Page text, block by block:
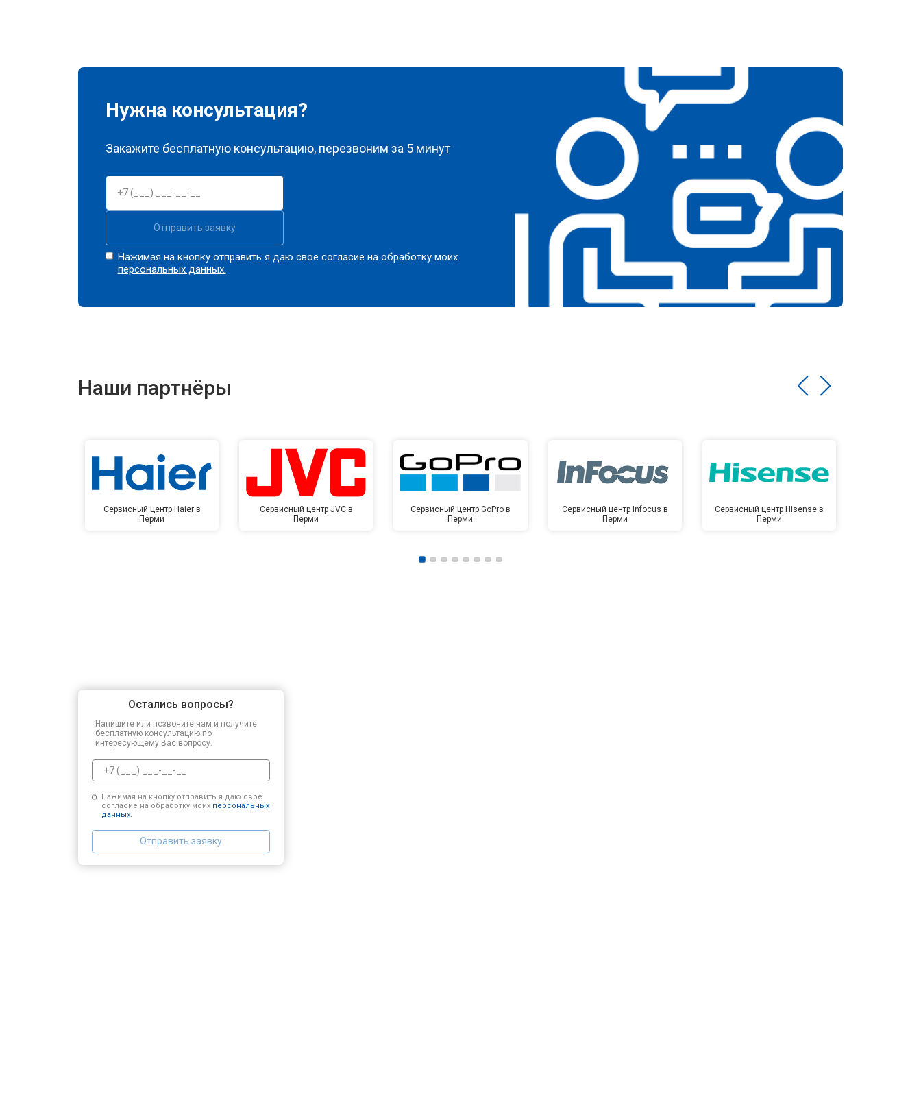
Нужна консультация?
Закажите бесплатную консультацию, перезвоним за 5 минут
Отправить заявку
Нажимая на кнопку отправить я даю свое согласие на обработку моих
персональных данных.
Наши партнёры
Сервисный центр Haier в
Перми
Сервисный центр JVC в
Перми
Сервисный центр GoPro в
Перми
Сервисный центр Infocus в
Перми
Сервисный центр Hisense в
Перми
Остались вопросы?
Напишите или позвоните нам и получите
бесплатную консультацию по
интересующему Вас вопросу.
Нажимая на кнопку отправить я даю свое
согласие на обработку моих персональных
данных.
Отправить заявку